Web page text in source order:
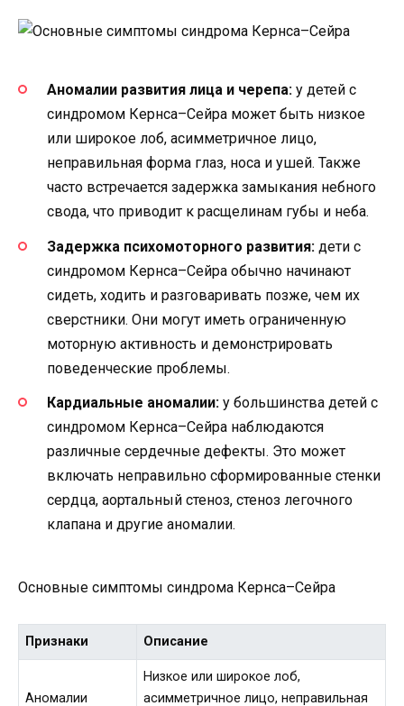
Аномалии развития лица и черепа: у детей с
синдромом Кернса–Сейра может быть низкое
или широкое лоб, асимметричное лицо,
неправильная форма глаз, носа и ушей. Также
часто встречается задержка замыкания небного
свода, что приводит к расщелинам губы и неба.
Задержка психомоторного развития: дети с
синдромом Кернса–Сейра обычно начинают
сидеть, ходить и разговаривать позже, чем их
сверстники. Они могут иметь ограниченную
моторную активность и демонстрировать
поведенческие проблемы.
Кардиальные аномалии: у большинства детей с
синдромом Кернса–Сейра наблюдаются
различные сердечные дефекты. Это может
включать неправильно сформированные стенки
сердца, аортальный стеноз, стеноз легочного
клапана и другие аномалии.
Основные симптомы синдрома Кернса–Сейра
Признаки Описание
Аномалии
Низкое или широкое лоб,
асимметричное лицо, неправильная